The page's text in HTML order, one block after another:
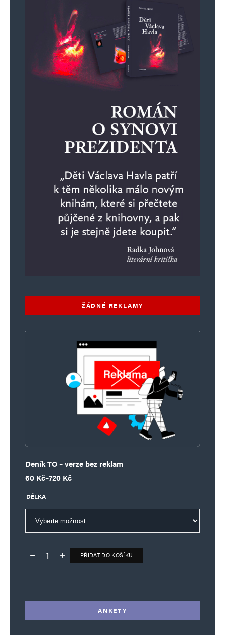
ŽÁDNÉ REKLAMY
Deník TO – verze bez reklam
60 Kč–720 Kč
Rozpětí cen: 60 Kč až 720 Kč
DÉLKA
Deník TO – verze bez reklam množství
PŘIDAT DO KOŠÍKU
ANKETY